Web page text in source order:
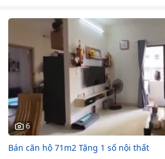
6
Bán căn hộ 71m2 Tặng 1 số nội thất